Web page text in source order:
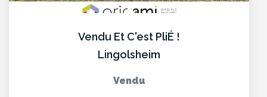
Vendu Et C'est PliÉ !
Lingolsheim
Vendu